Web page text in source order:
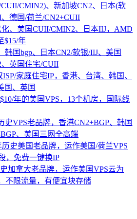
CUII/CMIN2)、新加坡CN2、日本(软
德国/荷兰/CN2+CUII
化、美国CUII/CMIN2、日本IIJ，AMD
$15/年
韩国bgp、日本CN2/软银/IIJ、美国
英国住宅/CUII
ISP/家庭住宅IP，香港、台湾、韩国、
国、英国
年的美国VPS，13个机房，国际线
史VPS老品牌，香港CN2+BGP、韩国
、美国三网全高端
历史美国老品牌，运作美国/荷兰VPS
，免费一键换IP
加拿大老品牌，运作美国VPS云为
不限流量，有便宜块存储